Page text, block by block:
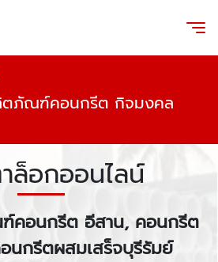
ตภัณฑ์คอนกรีต กิจมงคล
ล็อกออนไลน์
คอนกรีต อีสาน, คอนกรีต
นกรีตผสมเสร็จบุรีรัมย์